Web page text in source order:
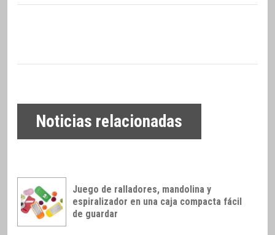
Noticias relacionadas
Juego de ralladores, mandolina y
espiralizador en una caja compacta fácil
de guardar